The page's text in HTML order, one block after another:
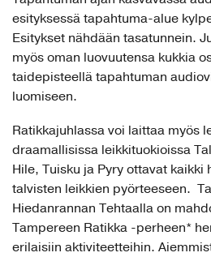
esityksessä tapahtuma-alue
Esitykset nähdään tasatunnein.
myös oman luovuutensa kukkia
taidepisteellä tapahtuman
luomiseen.
Ratikkajuhlassa voi laittaa myös
draamallisissa leikkituokioissa
Hile, Tuisku ja Pyry ottavat kaikki
talvisten leikkien pyörteeseen.
Hiedanrannan Tehtaalla on
Tampereen Ratikka -perheen*
erilaisiin aktiviteetteihin.